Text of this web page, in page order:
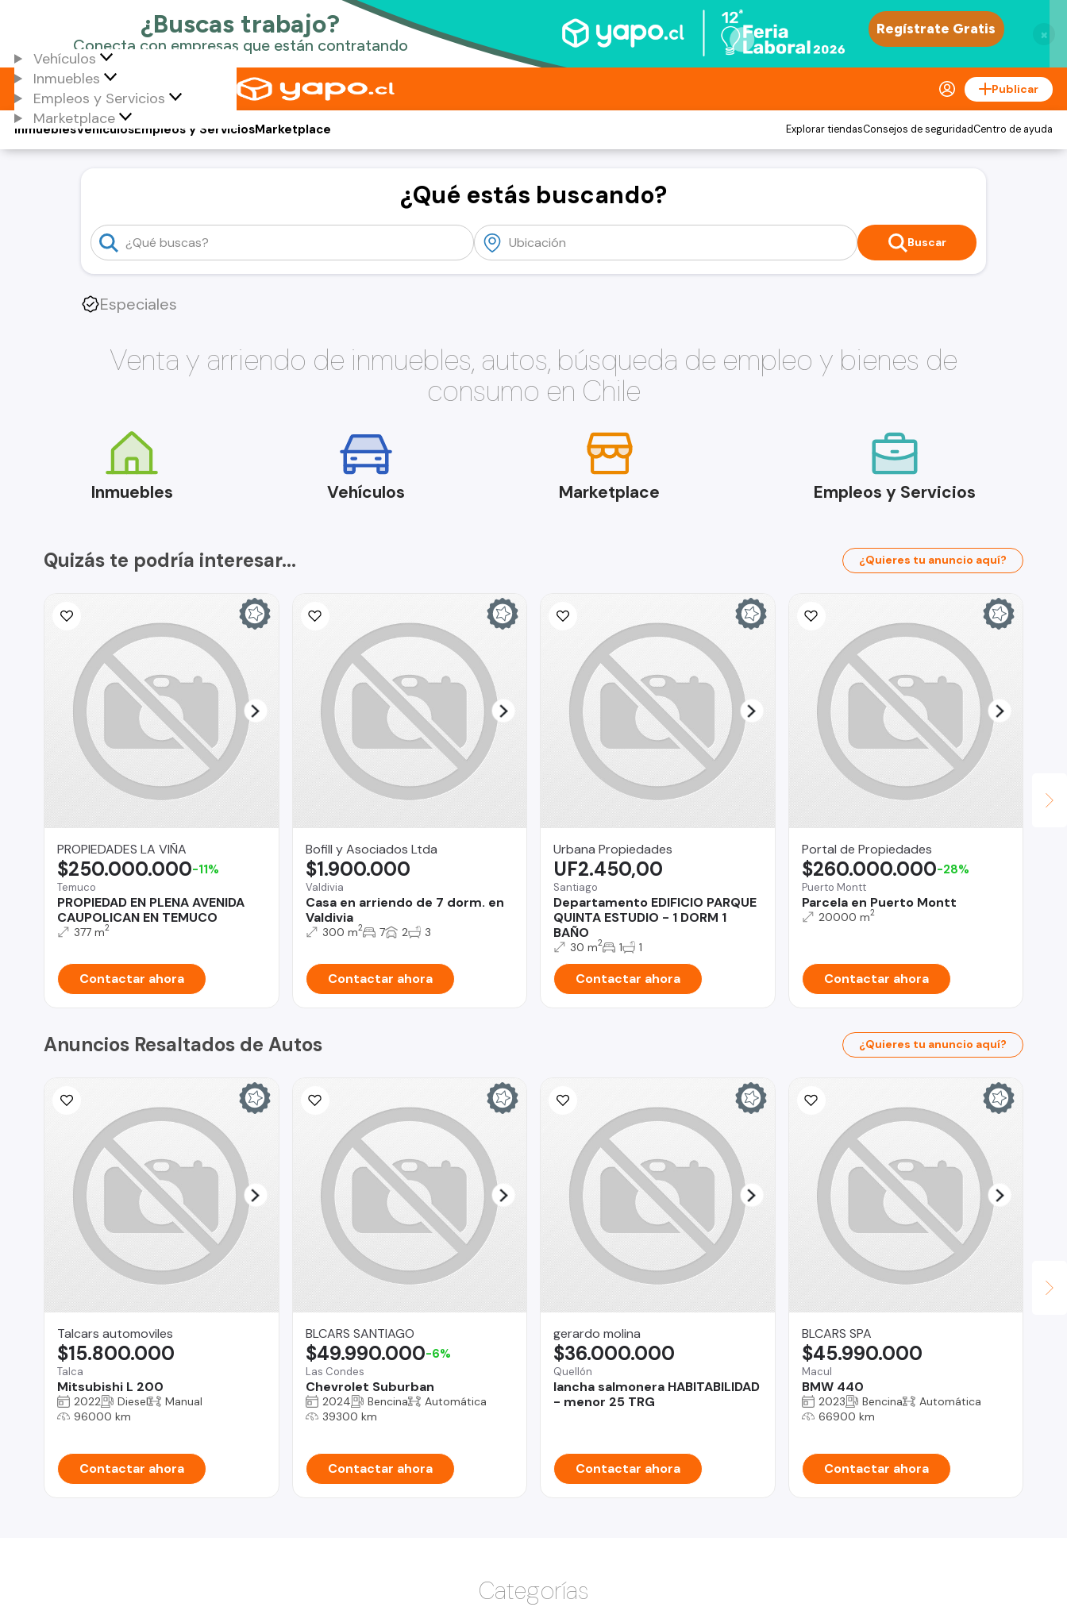
×
Vehículos
Inmuebles
Empleos y Servicios
Marketplace
Publicar
Vehículos
Inmuebles Empleos y ServiciosMarketplace Explorar tiendasConsejos de seguridadCentro de ayuda
¿Qué estás buscando?
Buscar
Especiales
Venta y arriendo de inmuebles, autos, búsqueda de empleo y bienes de
consumo en Chile
Inmuebles Vehículos Marketplace Empleos y Servicios
Quizás te podría interesar... ¿Quieres tu anuncio aquí?
PROPIEDADES LA VIÑA
Temuco
PROPIEDAD EN PLENA AVENIDA
CAUPOLICAN EN TEMUCO
$250.000.000-11%
377 m2
Contactar ahora
Bofill y Asociados Ltda
Valdivia
Casa en arriendo de 7 dorm. en
Valdivia
$1.900.000
300 m2 7 2 3
Contactar ahora
Urbana Propiedades
Santiago
Departamento EDIFICIO PARQUE
QUINTA ESTUDIO - 1 DORM 1
BAÑO
UF2.450,00
30 m2 1 1
Contactar ahora
Portal de Propiedades
Puerto Montt
Parcela en Puerto Montt
$260.000.000-28%
20000 m2
Contactar ahora
Anuncios Resaltados de Autos ¿Quieres tu anuncio aquí?
Talcars automoviles
Talca
Mitsubishi L 200
$15.800.000
2022 Diesel
Manual
96000 km
Contactar ahora
BLCARS SANTIAGO
Las Condes
Chevrolet Suburban
$49.990.000-6%
2024 Bencina
Automática
39300 km
Contactar ahora
gerardo molina
Quellón
lancha salmonera HABITABILIDAD
- menor 25 TRG
$36.000.000
Contactar ahora
BLCARS SPA
Macul
BMW 440
$45.990.000
2023 Bencina
Automática
66900 km
Contactar ahora
Categorías